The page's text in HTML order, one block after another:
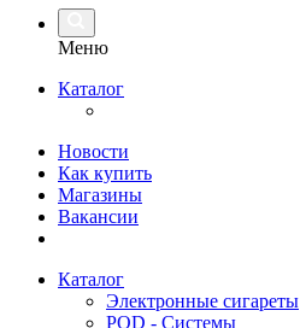
Меню
Каталог
Новости
Как купить
Магазины
Вакансии
Каталог
Электронные сигареты
POD - Системы